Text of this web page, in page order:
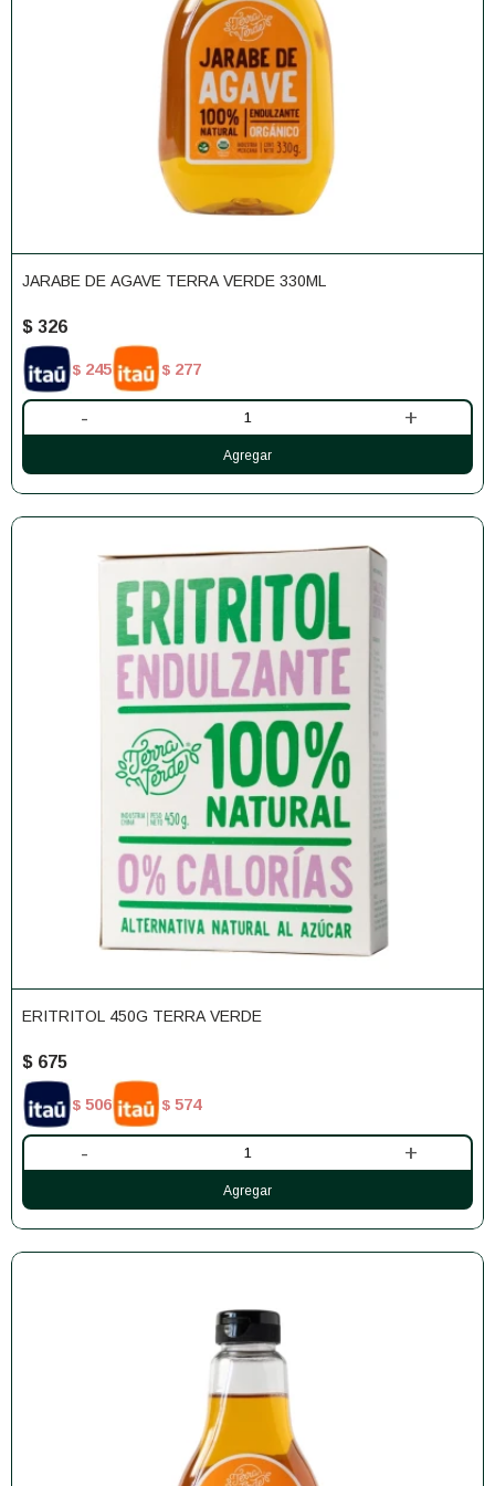
JARABE DE AGAVE TERRA VERDE 330ML
$ 326
$ 245 $ 277
- +
ERITRITOL 450G TERRA VERDE
$ 675
$ 506 $ 574
- +